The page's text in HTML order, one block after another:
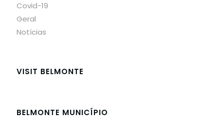
Covid-19
Geral
Notícias
VISIT BELMONTE
BELMONTE MUNICÍPIO